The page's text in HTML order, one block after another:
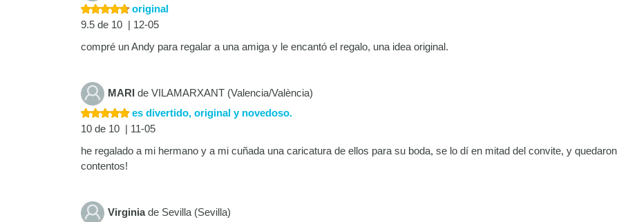
original
9.5 de 10 | 12-05
compré un Andy para regalar a una amiga y le encantó el regalo, una idea original.
MARI de VILAMARXANT (Valencia/València)
es divertido, original y novedoso.
10 de 10 | 11-05
he regalado a mi hermano y a mi cuñada una caricatura de ellos para su boda, se lo dí en mitad del convite, y
contentos!
Virginiade Sevilla (Sevilla)